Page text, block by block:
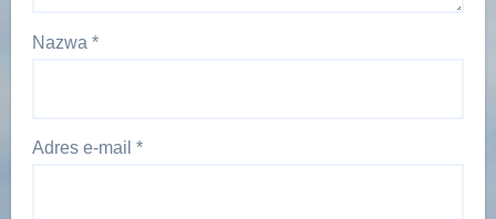
Nazwa *
Adres e-mail *